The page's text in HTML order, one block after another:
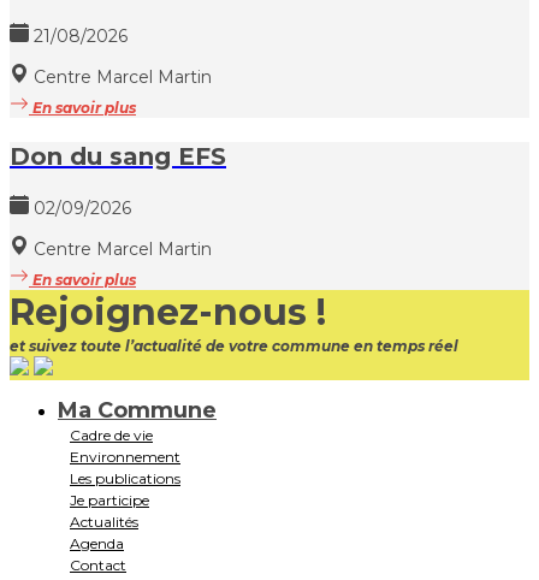
21/08/2026
Centre Marcel Martin
En savoir plus
Don du sang EFS
02/09/2026
Centre Marcel Martin
En savoir plus
Rejoignez-nous !
et suivez toute l’actualité de votre commune en temps réel
Ma Commune
Cadre de vie
Environnement
Les publications
Je participe
Actualités
Agenda
Contact